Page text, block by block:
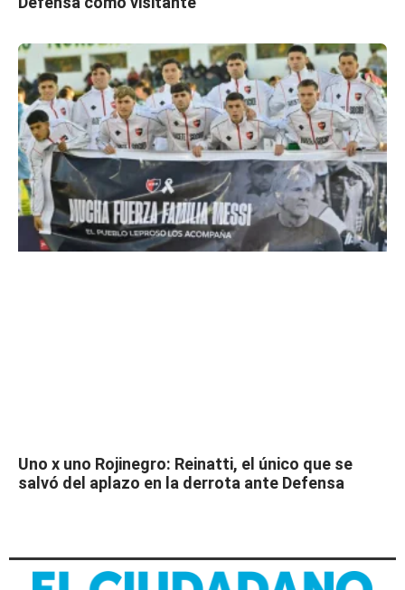
Uno x uno Rojinegro: Reinatti, el único que se
salvó del aplazo en la derrota ante Defensa